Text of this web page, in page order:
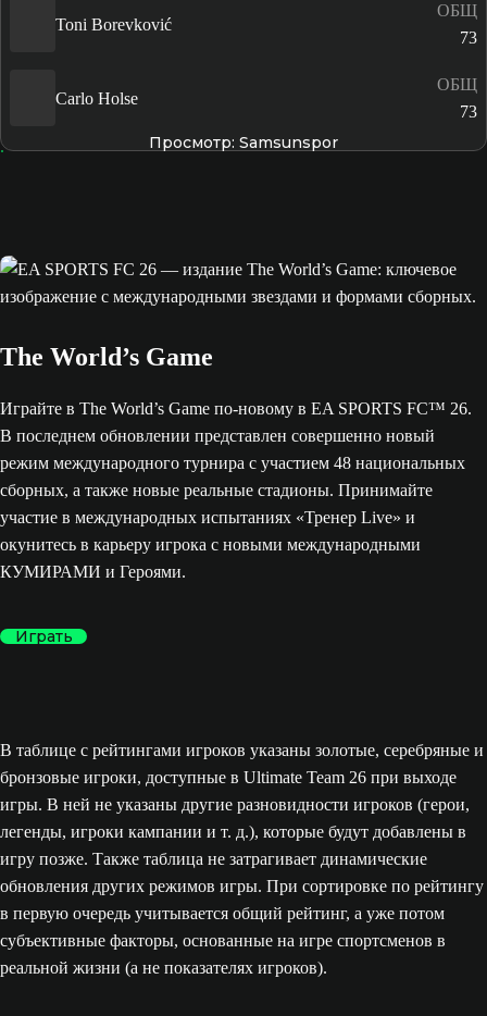
Toni Borevković
ОБЩ
73
Carlo Holse
ОБЩ
73
Просмотр: Samsunspor
The World’s Game
Играйте в The World’s Game по-новому в EA SPORTS FC™ 26.
В последнем обновлении представлен совершенно новый
режим международного турнира с участием 48 национальных
сборных, а также новые реальные стадионы. Принимайте
участие в международных испытаниях «Тренер Live» и
окунитесь в карьеру игрока с новыми международными
КУМИРАМИ и Героями.
Играть
В таблице с рейтингами игроков указаны золотые, серебряные и
бронзовые игроки, доступные в Ultimate Team 26 при выходе
игры. В ней не указаны другие разновидности игроков (герои,
легенды, игроки кампании и т. д.), которые будут добавлены в
игру позже. Также таблица не затрагивает динамические
обновления других режимов игры. При сортировке по рейтингу
в первую очередь учитывается общий рейтинг, а уже потом
субъективные факторы, основанные на игре спортсменов в
реальной жизни (а не показателях игроков).